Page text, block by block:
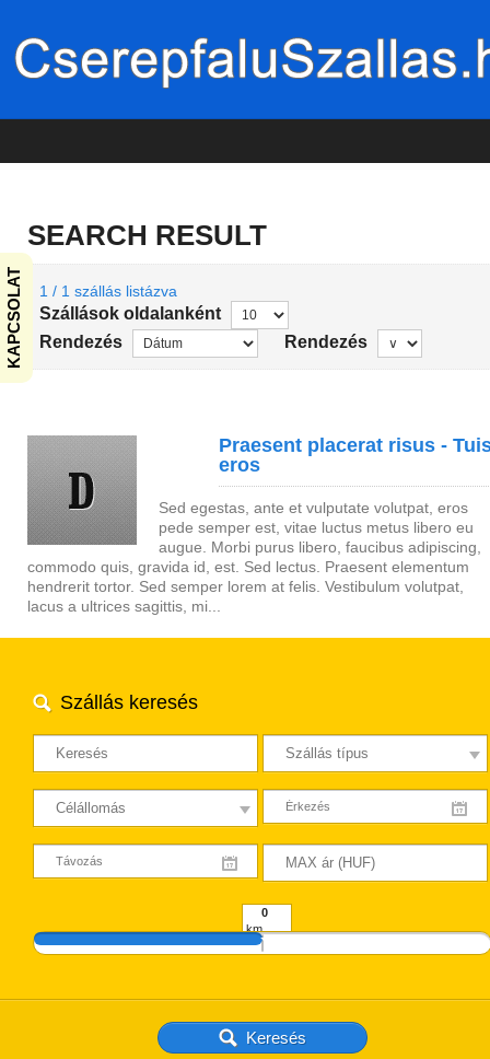
SEARCH RESULT
1 / 1 szállás listázva
Szállások oldalanként
Rendezés
Rendezés
Praesent placerat risus -
eros
Sed egestas, ante et vulputate volutpat, eros
pede semper est, vitae luctus metus libero eu
augue. Morbi purus libero, faucibus adipiscing,
commodo quis, gravida id, est. Sed lectus. Praesent elementum
hendrerit tortor. Sed semper lorem at felis. Vestibulum volutpat,
lacus a ultrices sagittis, mi...
Szállás keresés
km
KAPCSOLAT